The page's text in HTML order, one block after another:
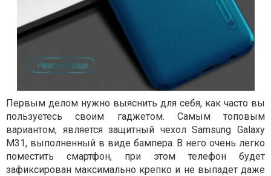
Первым делом нужно выяснить для себя, как часто вы
пользуетесь своим гаджетом. Самым топовым
вариантом, является защитный чехол Samsung Galaxy
M31, выполненный в виде бампера. В него очень легко
поместить смартфон, при этом телефон будет
зафиксирован максимально крепко и не выпадет даже